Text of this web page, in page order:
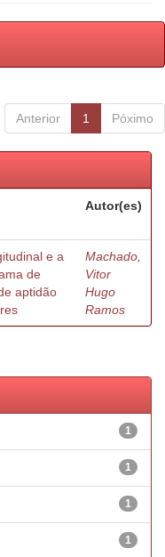
Anterior 1 Póximo
Autor(es)
e a
de
aptidão
Machado,
Vitor
Hugo
Ramos
1
1
1
1